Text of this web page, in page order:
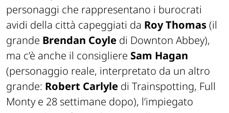
personaggi che rappresentano i burocrati
avidi della città capeggiati da Roy Thomas(il
grande Brendan Coyle di Downton Abbey),
ma c’è anche il consigliere Sam Hagan
(personaggio reale, interpretato da un altro
grande: Robert Carlyle di Trainspotting, Full
Monty e 28 settimane dopo), l’impiegato